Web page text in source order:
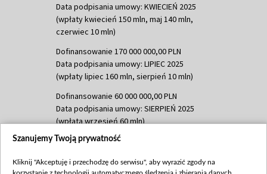
Data podpisania umowy: KWIECIEŃ 2025
(wpłaty kwiecień 150 mln, maj 140 mln,
czerwiec 10 mln)
Dofinansowanie 170 000 000,00 PLN
Data podpisania umowy: LIPIEC 2025
(wpłaty lipiec 160 mln, sierpień 10 mln)
Dofinansowanie 60 000 000,00 PLN
Data podpisania umowy: SIERPIEŃ 2025
(wpłata wrzesień 60 mln)
Dofinansowanie 635 783 051,21 PLN
(wpłata wrzesień 100 mln, październik 350
Szanujemy Twoją prywatność
Kliknij "Akceptuję i przechodzę do serwisu", aby wyrazić zgody na